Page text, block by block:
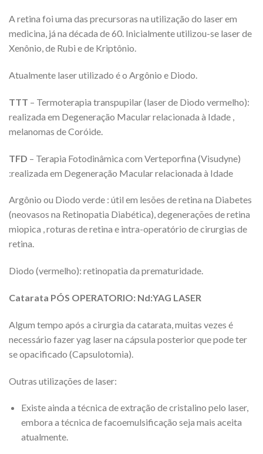
A retina foi uma das precursoras na utilização do laser em
medicina, já na década de 60. Inicialmente utilizou-se laser de
Xenônio, de Rubi e de Kriptônio.
Atualmente laser utilizado é o Argônio e Diodo.
TTT – Termoterapia transpupilar (laser de Diodo vermelho):
realizada em Degeneração Macular relacionada à Idade ,
melanomas de Coróide.
TFD – Terapia Fotodinâmica com Verteporfina (Visudyne)
:realizada em Degeneração Macular relacionada à Idade
Argônio ou Diodo verde : útil em lesões de retina na Diabetes
(neovasos na Retinopatia Diabética), degenerações de retina
miopica , roturas de retina e intra-operatório de cirurgias de
retina.
Diodo (vermelho): retinopatia da prematuridade.
Catarata PÓS OPERATORIO: Nd:YAG LASER
Algum tempo após a cirurgia da catarata, muitas vezes é
necessário fazer yag laser na cápsula posterior que pode ter
se opacificado (Capsulotomia).
Outras utilizações de laser:
Existe ainda a técnica de extração de cristalino pelo laser,
embora a técnica de facoemulsificação seja mais aceita
atualmente.